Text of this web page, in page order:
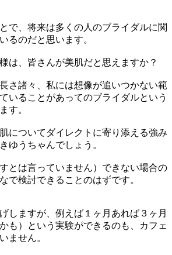
で、将来は多くの人のブライダルに関
るのだと思います。
は、皆さんが美肌だと思えますか？
さ諸々、私には想像が追いつかない範
いることがあってのブライダルという
す。
についてダイレクトに寄り添える強み
ゆうちゃんでしょう。
とは言っていません）できない場合の
で検討できることのはずです。
しますが、例えば１ヶ月あれば３ヶ月
も）という実験ができるのも、カフェ
ません。